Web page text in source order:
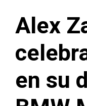
Alex
en su